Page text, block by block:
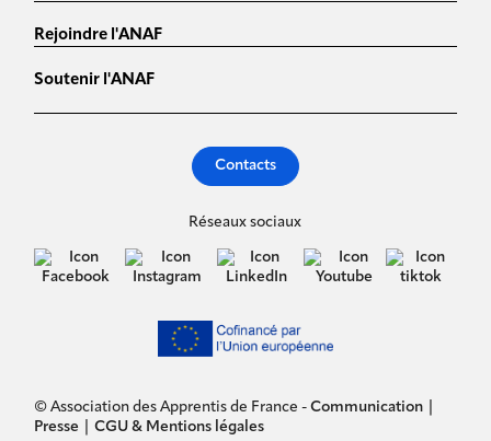
Rejoindre l'ANAF
Soutenir l'ANAF
Contacts
© Association des Apprentis de France -Communication
Presse |CGU & Mentions légales
Réseaux sociaux